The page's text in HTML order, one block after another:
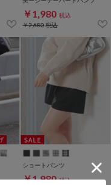
￥1,980 税込
￥2,680税込
ショートパンツ
￥1,980 税込